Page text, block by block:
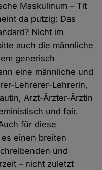
Maskulinum – Tit
da putzig: Das
Nicht im
auch die männliche
generisch
eine männliche und
Lehrerer-Lehrerin,
Arzt-Ärzter-Ärztin
und fair.
für diese
einen breiten
und
– nicht zuletzt